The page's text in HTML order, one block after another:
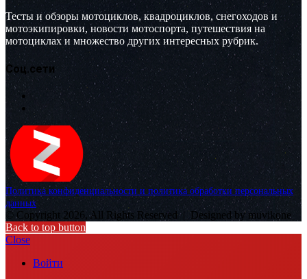
Тесты и обзоры мотоциклов, квадроциклов, снегоходов и
мотоэкипировки, новости мотоспорта, путешествия на
мотоциклах и множество других интересных рубрик.
Соц.сети
Политика конфиденциальности и политика обработки персональных
данных
© Copyright 2026, All Rights Reserved | Designed by muvikone
Back to top button
Close
Войти